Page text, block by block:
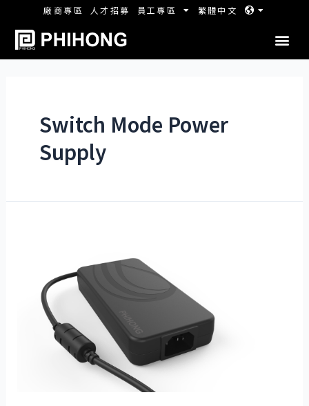
廠商專區 人才招募 員工專區 繁體中文
Switch Mode Power
Supply